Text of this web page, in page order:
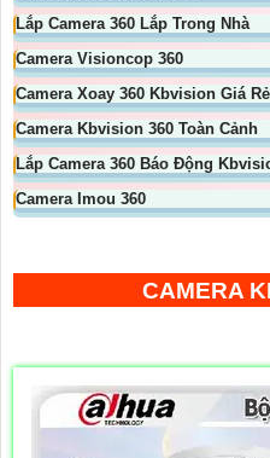
Lắp Camera 360 Lắp Trong Nhà
Camera Visioncop 360
Camera Xoay 360 Kbvision Giá Rẻ
Camera Kbvision 360 Toàn Cảnh
Lắp Camera 360 Báo Động
Camera Imou 360
CAMERA